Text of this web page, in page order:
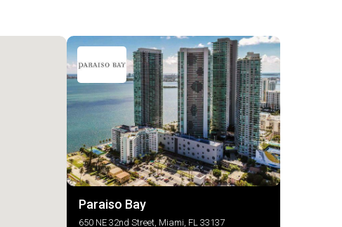
Paraiso Bay
650 NE 32nd Street, Miami, FL 33137